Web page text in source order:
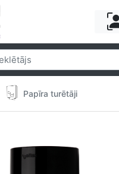
Papīra turētāji